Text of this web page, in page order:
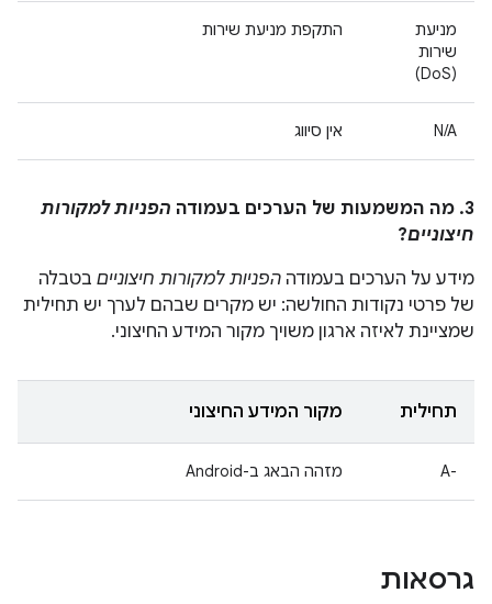
מניעת
שירות
(DoS)
התקפת מניעת שירות
N/A אין סיווג
3. מה המשמעות של הערכים בעמודה
הפניות למקורות
חיצוניים?
מידע על הערכים בעמודה הפניות למקורות חיצוניים בטבלה
של פרטי נקודות החולשה: יש מקרים שבהם לערך יש תחילית
שמציינת לאיזה ארגון משויך מקור המידע החיצוני.
תחילית מקור המידע החיצוני
A-‎ מזהה הבאג ב-Android
גרסאות